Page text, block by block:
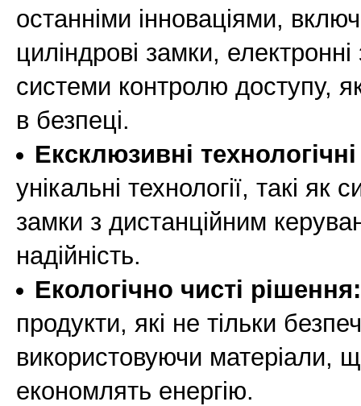
останніми інноваціями,
циліндрові замки,
системи контролю доступу,
в безпеці.
Ексклюзивні
унікальні технології, такі
замки з дистанційним
надійність.
Екологічно чисті рішення:
продукти, які не тільки
використовуючи матеріали,
економлять енергію.